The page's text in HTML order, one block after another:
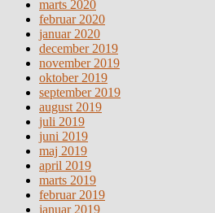
marts 2020
februar 2020
januar 2020
december 2019
november 2019
oktober 2019
september 2019
august 2019
juli 2019
juni 2019
maj 2019
april 2019
marts 2019
februar 2019
januar 2019